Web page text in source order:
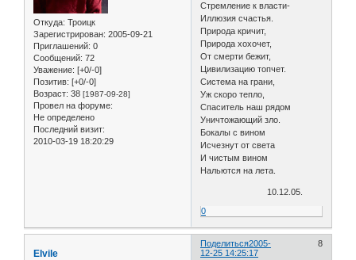
Откуда: Троицк
Зарегистрирован: 2005-09-21
Приглашений: 0
Сообщений: 72
Уважение: [+0/-0]
Позитив: [+0/-0]
Возраст: 38 [1987-09-28]
Провел на форуме:
Не определено
Последний визит:
2010-03-19 18:20:29
Стремление к власти-
Иллюзия счастья.
Природа кричит,
Природа хохочет,
От смерти бежит,
Цивилизацию топчет.
Система на грани,
Уж скоро тепло,
Спаситель наш рядом
Уничтожающий зло.
Бокалы с вином
Исчезнут от света
И чистым вином
Нальются на лета.
10.12.05.
0
Поделиться 8
2005-
12-25 14:25:17
Elvile